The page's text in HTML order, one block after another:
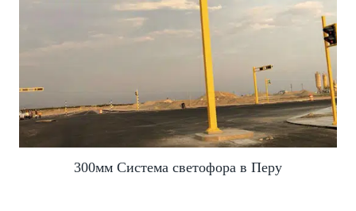
300мм Система светофора в Перу